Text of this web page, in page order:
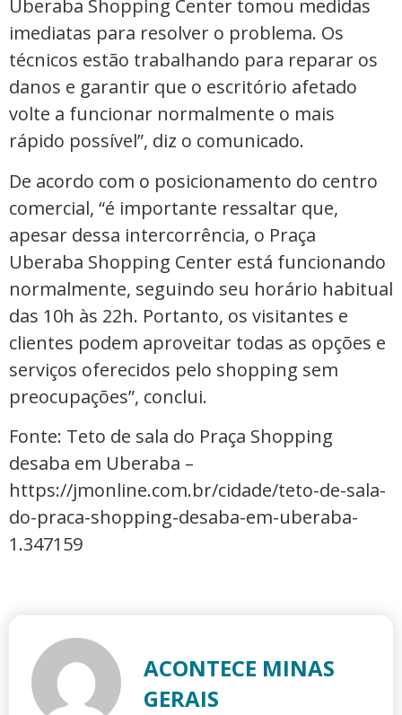
Uberaba Shopping Center tomou medidas
imediatas para resolver o problema. Os
técnicos estão trabalhando para reparar os
danos e garantir que o escritório afetado
volte a funcionar normalmente o mais
rápido possível”, diz o comunicado.
De acordo com o posicionamento do centro
comercial, “é importante ressaltar que,
apesar dessa intercorrência, o Praça
Uberaba Shopping Center está funcionando
normalmente, seguindo seu horário habitual
das 10h às 22h. Portanto, os visitantes e
clientes podem aproveitar todas as opções e
serviços oferecidos pelo shopping sem
preocupações”, conclui.
Fonte: Teto de sala do Praça Shopping
desaba em Uberaba –
https://jmonline.com.br/cidade/teto-de-sala-
do-praca-shopping-desaba-em-uberaba-
1.347159
ACONTECE MINAS
GERAIS